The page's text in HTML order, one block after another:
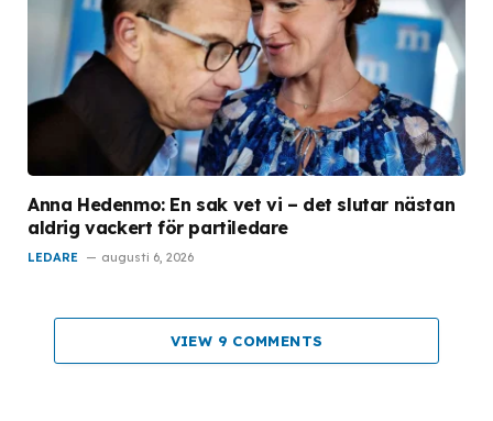
Anna Hedenmo: En sak vet vi – det slutar nästan
aldrig vackert för partiledare
LEDARE augusti 6, 2026
VIEW 9 COMMENTS